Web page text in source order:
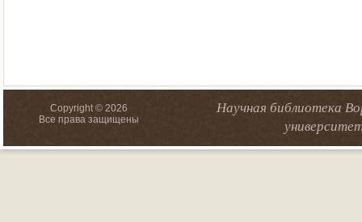
Copyright © 2026
Все права защищены
Научная библиотека